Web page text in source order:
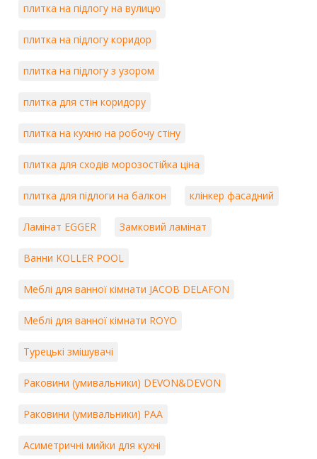
плитка на підлогу на вулицю
плитка на підлогу коридор
плитка на підлогу з узором
плитка для стін коридору
плитка на кухню на робочу стіну
плитка для сходів морозостійка ціна
плитка для підлоги на балкон клінкер фасадний
Ламінат EGGER Замковий ламінат
Ванни KOLLER POOL
Меблі для ванної кімнати JACOB DELAFON
Меблі для ванної кімнати ROYO
Турецькі змішувачі
Раковини (умивальники) DEVON&DEVON
Раковини (умивальники) PAA
Асиметричні мийки для кухні